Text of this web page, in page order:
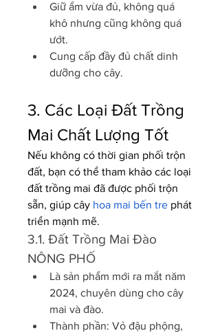
Giữ ẩm vừa đủ, không quá
khô nhưng cũng không quá
ướt.
Cung cấp đầy đủ chất dinh
dưỡng cho cây.
3. Các Loại Đất Trồng
Mai Chất Lượng Tốt
Nếu không có thời gian phối trộn
đất, bạn có thể tham khảo các loại
đất trồng mai đã được phối trộn
sẵn, giúp cây hoa mai bến tre phát
triển mạnh mẽ.
3.1. Đất Trồng Mai Đào
NÔNG PHỐ
Là sản phẩm mới ra mắt năm
2024, chuyên dùng cho cây
mai và đào.
Thành phần: Vỏ đậu phộng,